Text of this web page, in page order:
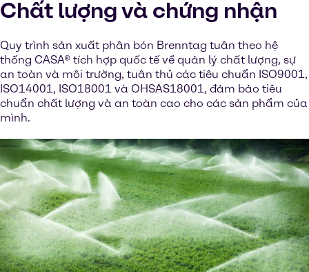
Chất lượng và chứng nhận
Quy trình sản xuất phân bón Brenntag tuân theo hệ
thống CASA® tích hợp quốc tế về quản lý chất lượng, sự
an toàn và môi trường, tuân thủ các tiêu chuẩn ISO9001,
ISO14001, ISO18001 và OHSAS18001, đảm bảo tiêu
chuẩn chất lượng và an toàn cao cho các sản phẩm của
mình.